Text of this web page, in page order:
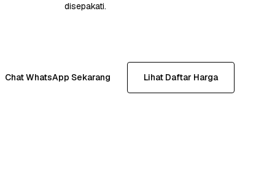
disepakati.
Chat WhatsApp Sekarang Lihat Daftar Harga